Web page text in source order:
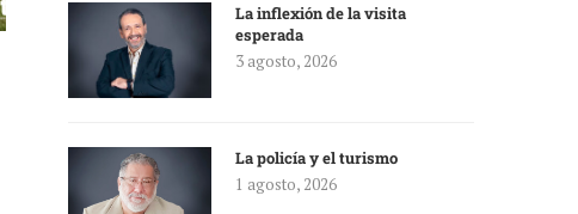
La inflexión de la visita
esperada
3 agosto, 2026
La policía y el turismo
1 agosto, 2026